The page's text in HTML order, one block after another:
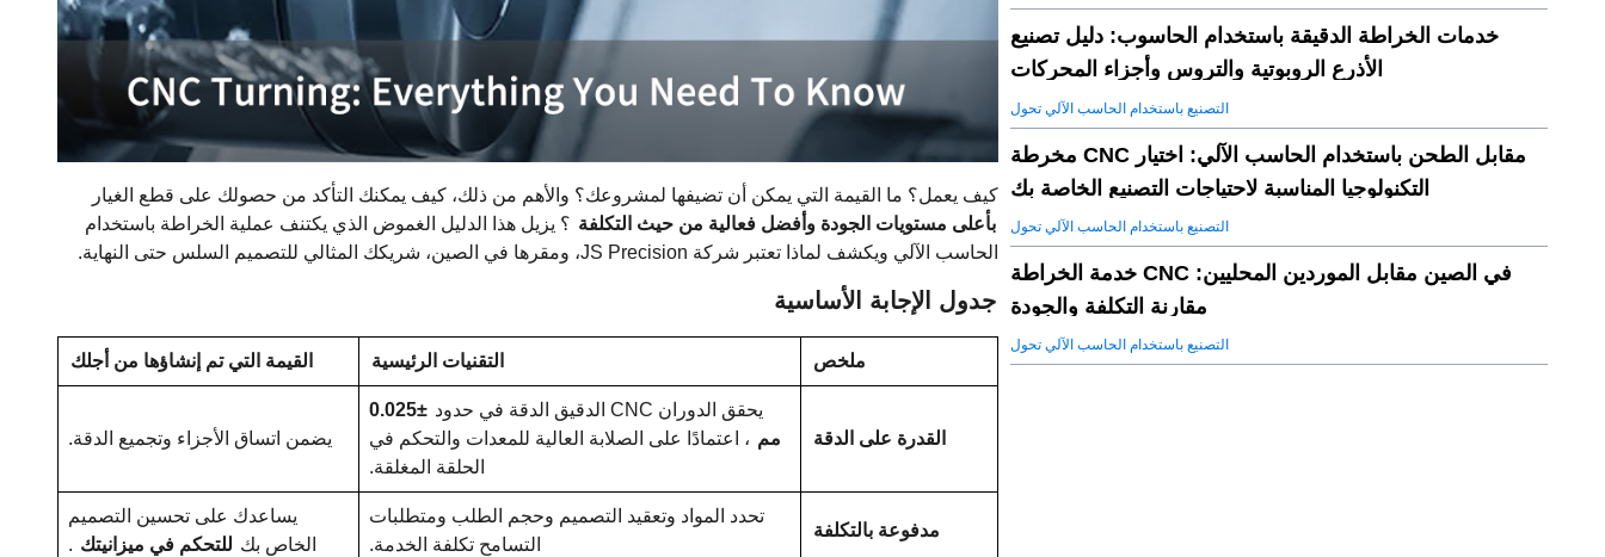
كيف يعمل؟ ما القيمة التي يمكن أن تضيفها لمشروعك؟ والأهم من ذلك، كيف يمكنك التأكد من حصولك على قطع الغيار
بأعلى مستويات الجودة وأفضل فعالية من حيث التكلفة ؟ يزيل هذا الدليل الغموض الذي يكتنف عملية الخراطة باستخدام
الحاسب الآلي ويكشف لماذا تعتبر شركة JS Precision، ومقرها في الصين، شريكك المثالي للتصميم السلس حتى النهاية.
جدول الإجابة الأساسية
ملخص التقنيات الرئيسية القيمة التي تم إنشاؤها من أجلك
القدرة على الدقة
يحقق الدوران CNC الدقيق الدقة في حدود
±0.025
مم ، اعتمادًا على الصلابة العالية للمعدات والتحكم في
الحلقة المغلقة.
يضمن اتساق الأجزاء وتجميع الدقة.
مدفوعة بالتكلفة
تحدد المواد وتعقيد التصميم وحجم الطلب ومتطلبات
التسامح تكلفة الخدمة.
يساعدك على تحسين التصميم
الخاص بك للتحكم في ميزانيتك .
خدمات الخراطة الدقيقة باستخدام الحاسوب: دليل تصنيع
الأذرع الروبوتية والتروس وأجزاء المحركات
التصنيع باستخدام الحاسب الآلي تحول
مخرطة CNC مقابل الطحن باستخدام الحاسب الآلي: اختيار
التكنولوجيا المناسبة لاحتياجات التصنيع الخاصة بك
التصنيع باستخدام الحاسب الآلي تحول
خدمة الخراطة CNC في الصين مقابل الموردين المحليين:
مقارنة التكلفة والجودة
التصنيع باستخدام الحاسب الآلي تحول